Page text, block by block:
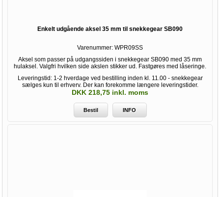
Enkelt udgående aksel 35 mm til snekkegear SB090
Varenummer: WPR09SS
Aksel som passer på udgangssiden i snekkegear SB090 med 35 mm
hulaksel. Valgfri hvilken side akslen stikker ud. Fastgøres med låseringe.
Leveringstid: 1-2 hverdage ved bestilling inden kl. 11.00 - snekkegear
sælges kun til erhverv. Der kan forekomme længere leveringstider.
DKK 218,75 inkl. moms
Bestil INFO